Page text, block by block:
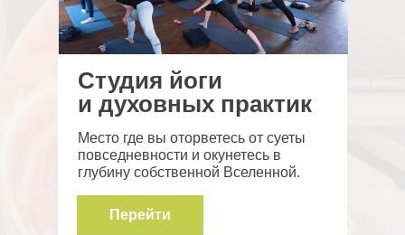
Студия йоги
и духовных практик
Место где вы оторветесь от суеты
повседневности и окунетесь в
глубину собственной Вселенной.
Перейти